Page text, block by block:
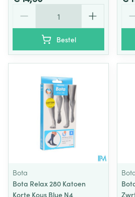
Bestel
Bota
Bota Relax 280 Katoen
Korte Kous Blue N4